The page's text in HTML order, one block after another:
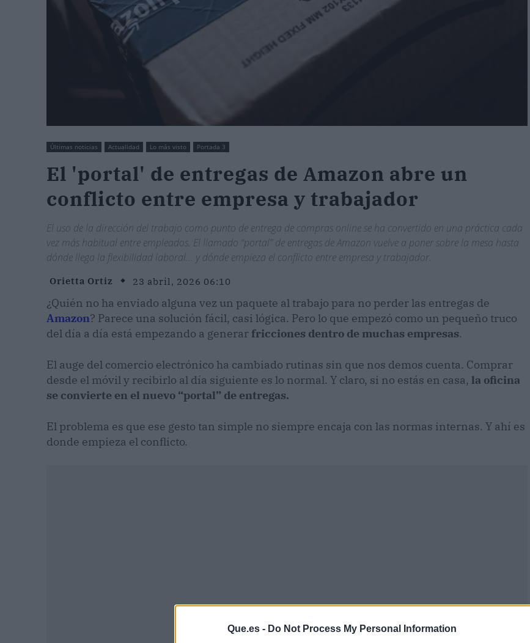
Que.es - Do Not Process My Personal Information
Últimas noticias Actualidad Lo más visto Portada 3
El 'portal' de entregas de Amazon abre un
conflicto entre empresa y trabajador
El uso de la dirección del trabajo como punto de entrega de compras online se ha convertido en una práctica cada
vez más habitual entre empleados. El llamado “portal” de entregas de Amazon vuelve a poner sobre la mesa hasta
dónde llega la flexibilidad laboral… y dónde empieza el conflicto entre empresa y trabajador.
Orietta Ortiz 23 abril, 2026 06:10
¿Quién no ha enviado alguna vez un paquete al trabajo para no perder las entregas de
Amazon? Parece una solución fácil, casi lógica. Pero lo que empezó como un pequeño truco
del día a día está empezando a generar fricciones dentro de muchas empresas.
El auge del comercio electrónico ha cambiado rutinas sin que nos demos cuenta. Comprar
desde el móvil y recibirlo al día siguiente es lo normal. Y claro, si no estás en casa, la oficina
se convierte en el nuevo “portal” de entregas.
El problema es que ese gesto tan simple no siempre encaja con las normas internas. Y ahí es
donde empieza el conflicto.